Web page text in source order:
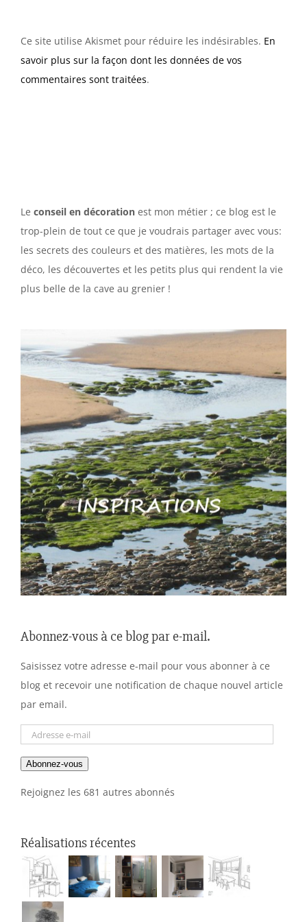
Ce site utilise Akismet pour réduire les indésirables. En
savoir plus sur la façon dont les données de vos
commentaires sont traitées.
Le conseil en décoration est mon métier ; ce blog est le
trop-plein de tout ce que je voudrais partager avec vous:
les secrets des couleurs et des matières, les mots de la
déco, les découvertes et les petits plus qui rendent la vie
plus belle de la cave au grenier !
Abonnez-vous à ce blog par e-mail.
Saisissez votre adresse e-mail pour vous abonner à ce
blog et recevoir une notification de chaque nouvel article
par email.
Adresse
mail
Abonnez-vous
Rejoignez les 681 autres abonnés
Réalisations récentes